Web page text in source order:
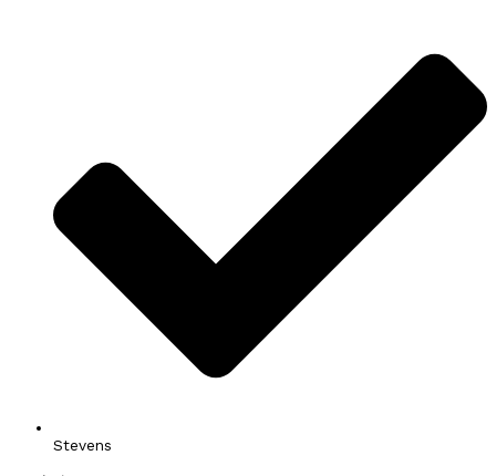
Stevens